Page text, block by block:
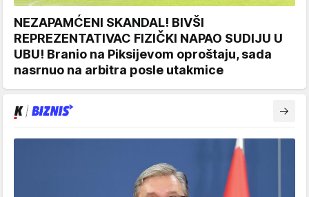
NEZAPAMĆENI SKANDAL! BIVŠI
REPREZENTATIVAC FIZIČKI NAPAO SUDIJU U
UBU! Branio na Piksijevom oproštaju, sada
nasrnuo na arbitra posle utakmice